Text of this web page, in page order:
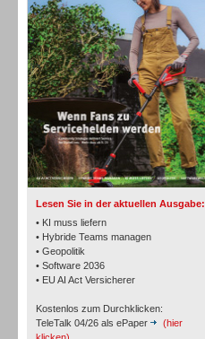
Lesen Sie in der aktuellen Ausgabe:
• KI muss liefern
• Hybride Teams managen
• Geopolitik
• Software 2036
• EU AI Act Versicherer
Kostenlos zum Durchklicken:
TeleTalk 04/26 als ePaper
(hier
TK- und ACD-Systeme
Workforce-Management